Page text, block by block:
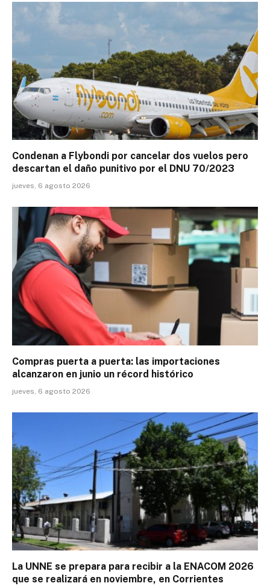
Condenan a Flybondi por cancelar dos vuelos pero
descartan el daño punitivo por el DNU 70/2023
jueves, 6 agosto 2026
Compras puerta a puerta: las importaciones
alcanzaron en junio un récord histórico
jueves, 6 agosto 2026
La UNNE se prepara para recibir a la ENACOM 2026
que se realizará en noviembre, en Corrientes